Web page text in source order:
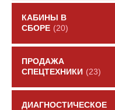
КАБИНЫ В
СБОРЕ (20)
ПРОДАЖА
СПЕЦТЕХНИКИ (23)
ДИАГНОСТИЧЕСКОЕ